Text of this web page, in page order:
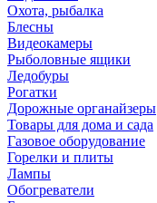
Охота, рыбалка
Блесны
Видеокамеры
Рыболовные ящики
Ледобуры
Рогатки
Дорожные органайзеры
Товары для дома и сада
Газовое оборудование
Горелки и плиты
Лампы
Обогреватели